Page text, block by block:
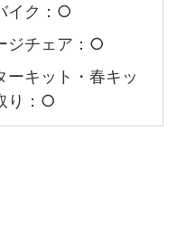
イク：○
ジチェア：○
ーキット・春キッ
り：○